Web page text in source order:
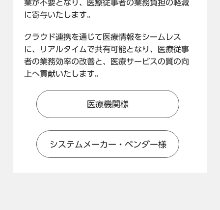
業が不要となり、医療従事者の業務負担の軽減
に寄与いたします。
クラウド連携を通じて医療情報をシームレス
に、リアルタイムで共有可能となり、医療従事
者の業務効率の改善と、医療サービスの質の向
上へ貢献いたします。
医療機関様
システムメーカー・ベンダー様